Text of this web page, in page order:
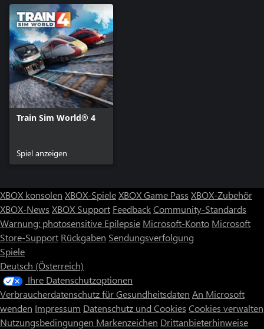
Train Sim World® 4
Spiel anzeigen
XBOX konsolen XBOX-SpieleXBOX Game Pass XBOX-Zubehör
XBOX-News XBOX Support FeedbackCommunity-Standards
Warnung: photosensitive Epilepsie Microsoft-Konto Microsoft
Store-Support Rückgaben Sendungsverfolgung
Spiele
Deutsch (Österreich)
Ihre Datenschutzoptionen
Verbraucherdatenschutz für Gesundheitsdaten An Microsoft
wenden Impressum Datenschutz und Cookies Cookies verwalten
Nutzungsbedingungen Markenzeichen Drittanbieterhinweise